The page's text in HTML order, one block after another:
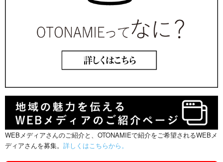
WEBメディアさんのご紹介と、OTONAMIEで紹介をご希望されるWEBメ
ディアさんを募集。 詳しくはこちらから。